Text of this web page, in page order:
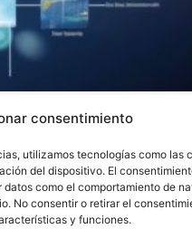
consentimiento
utilizamos tecnologías como las
del dispositivo. El
como el comportamiento de
No consentir o retirar el
y funciones.
la competencia es
de compra programática,